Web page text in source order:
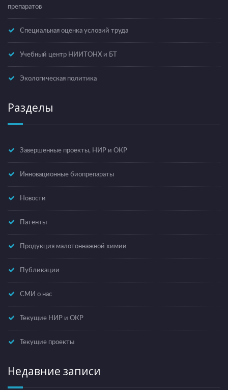
препаратов
Специальная оценка условий труда
Учебный центр НИИТОНХ и БТ
Экологическая политика
Разделы
Завершенные проекты, НИР и ОКР
Инновационные биопрепараты
Новости
Патенты
Продукция малотоннажной химии
Публикации
СМИ о нас
Текущие НИР и ОКР
Текущие проекты
Недавние записи